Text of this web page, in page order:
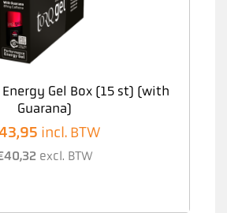
Gel Box (15 st) (with
Guarana)
incl. BTW
40,32 excl. BTW